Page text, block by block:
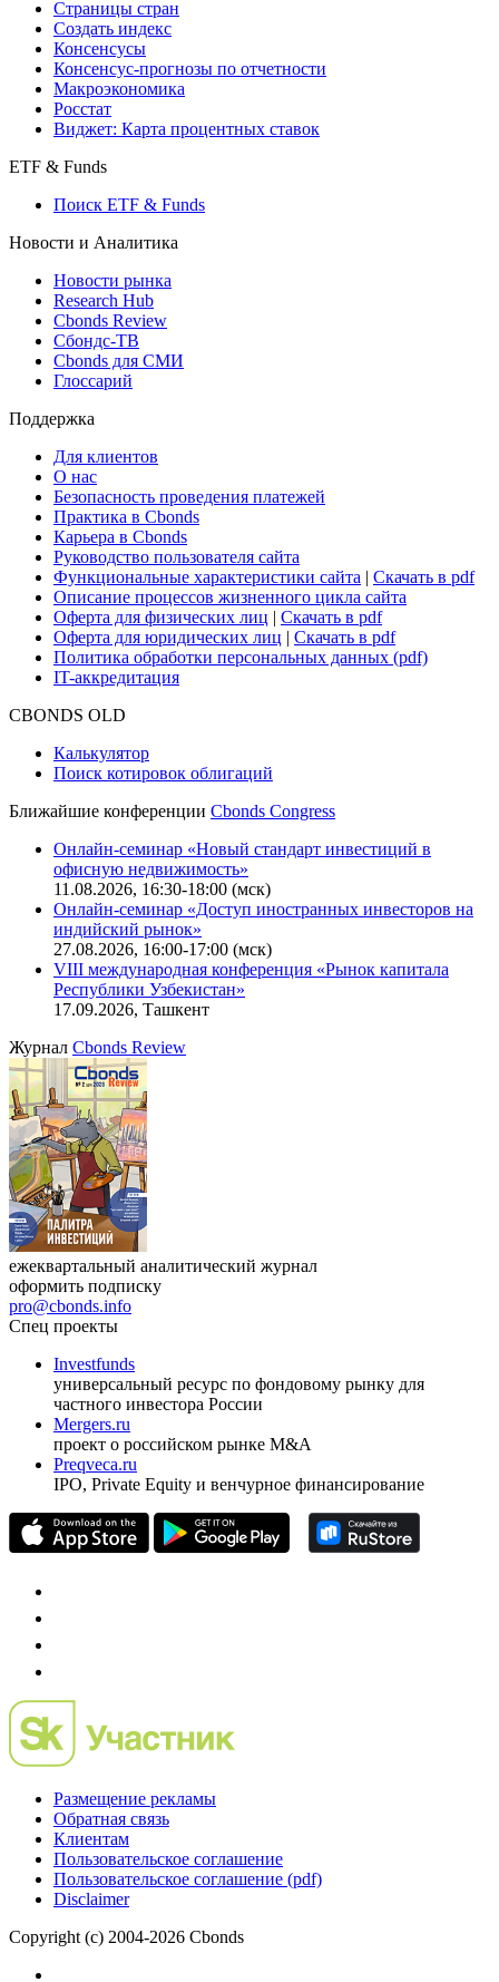
Индексы
Поиск индексов
Страницы стран
Создать индекс
Консенсусы
Консенсус-прогнозы по отчетности
Макроэкономика
Виджет: Карта процентных ставок
ETF & Funds
Поиск ETF & Funds
Новости и Аналитика
Новости рынка
Research Hub
Cbonds Review
Сбондс-ТВ
Глоссарий
Поддержка
Для клиентов
О нас
Безопасность проведения платежей
Практика в Cbonds
Карьера в Cbonds
Руководство пользователя сайта
Функциональные характеристики сайта|Скачать в pdf
Описание процессов жизненного цикла сайта
Оферта для физических лиц
Оферта для юридических лиц
IT-аккредитация
Поиск котировок облигаций
Ближайшие конференцииCbonds Congress
Онлайн-семинар «Новый стандарт инвестиций в
офисную недвижимость»
11.08.2026, 16:30-18:00 (мск)
Онлайн-семинар «Доступ иностранных инвесторов на
индийский рынок»
VIII международная конференция «Рынок капитала
Республики Узбекистан»
17.09.2026, Ташкент
ЖурналCbonds Review
ежеквартальный аналитический журнал
оформить подписку
pro@cbonds.info
Спец проекты
Investfunds
универсальный ресурс по фондовому рынку для
частного инвестора России
проект о российском рынке M&A
Preqveca.ru
Размещение рекламы
Обратная связь
Пользовательское соглашение